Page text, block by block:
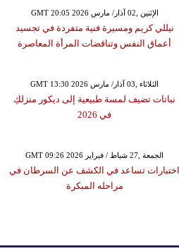
GMT 20:05 2026 الإثنين ,02 آذار/ مارس
نيللي كريم ومسيرة فنية متفردة في تجسيد
أعماق النفس وتناقضات المرأة المعاصرة
GMT 13:30 2026 الثلاثاء ,03 آذار/ مارس
نباتات تضيف لمسة طبيعية إلى ديكور منزلكِ
في 2026
GMT 09:26 2026 الجمعة ,27 شباط / فبراير
اختبارات تساعد في الكشف عن السرطان في
مراحله المبكرة